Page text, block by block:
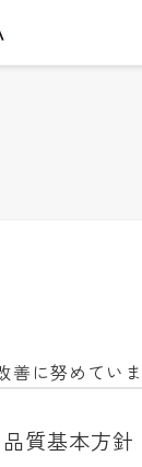
努めて
品質基本方針